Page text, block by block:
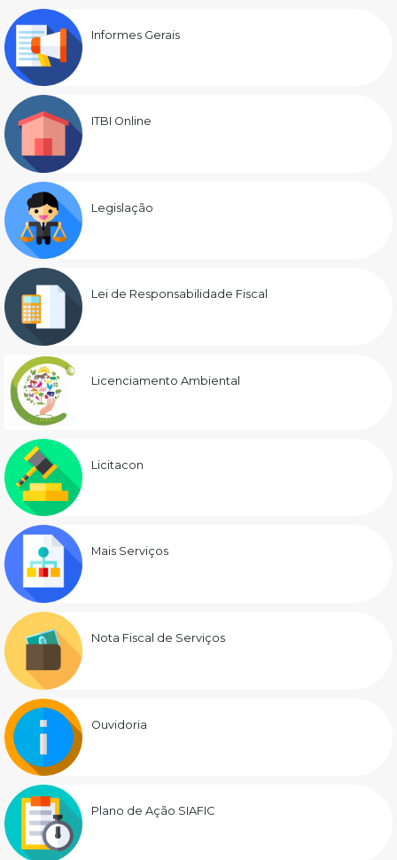
Informes Gerais
ITBI Online
Legislação
Lei de Responsabilidade Fiscal
Licenciamento Ambiental
Licitacon
Mais Serviços
Nota Fiscal de Serviços
Ouvidoria
Plano de Ação SIAFIC